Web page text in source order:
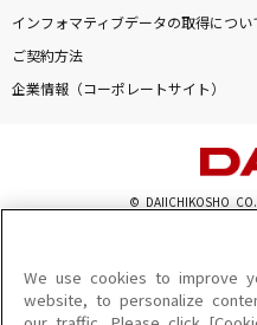
インフォマティブデータの取得につい
ご契約方法
企業情報（コーポレートサイト）
© DAIICHIKOSHO
このサイトに掲載されている一切の文章
を問わず、著作権法の定める範囲を超え
を禁じます。
We use cookies to improve
website, to personalize